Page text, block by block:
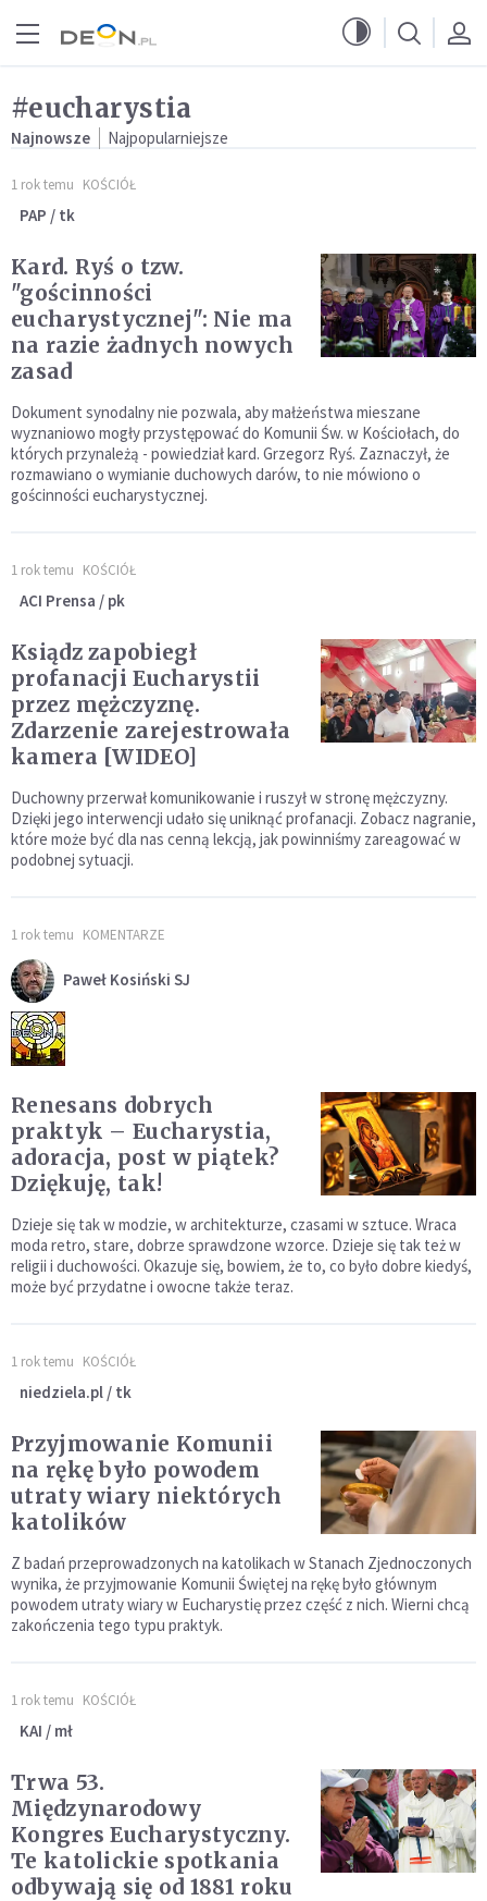
#eucharystia
Najnowsze Najpopularniejsze
1 rok temu KOŚCIÓŁ
PAP / tk
Kard. Ryś o tzw.
"gościnności
eucharystycznej": Nie ma
na razie żadnych nowych
zasad
Dokument synodalny nie pozwala, aby małżeństwa mieszane
wyznaniowo mogły przystępować do Komunii Św. w Kościołach, do
których przynależą - powiedział kard. Grzegorz Ryś. Zaznaczył, że
rozmawiano o wymianie duchowych darów, to nie mówiono o
gościnności eucharystycznej.
1 rok temu KOŚCIÓŁ
ACI Prensa / pk
Ksiądz zapobiegł
profanacji Eucharystii
przez mężczyznę.
Zdarzenie zarejestrowała
kamera [WIDEO]
Duchowny przerwał komunikowanie i ruszył w stronę mężczyzny.
Dzięki jego interwencji udało się uniknąć profanacji. Zobacz nagranie,
które może być dla nas cenną lekcją, jak powinniśmy zareagować w
podobnej sytuacji.
1 rok temu KOMENTARZE
Paweł Kosiński SJ
Renesans dobrych
praktyk – Eucharystia,
adoracja, post w piątek?
Dziękuję, tak!
Dzieje się tak w modzie, w architekturze, czasami w sztuce. Wraca
moda retro, stare, dobrze sprawdzone wzorce. Dzieje się tak też w
religii i duchowości. Okazuje się, bowiem, że to, co było dobre kiedyś,
może być przydatne i owocne także teraz.
1 rok temu KOŚCIÓŁ
niedziela.pl / tk
Przyjmowanie Komunii
na rękę było powodem
utraty wiary niektórych
katolików
Z badań przeprowadzonych na katolikach w Stanach Zjednoczonych
wynika, że przyjmowanie Komunii Świętej na rękę było głównym
powodem utraty wiary w Eucharystię przez część z nich. Wierni chcą
zakończenia tego typu praktyk.
1 rok temu KOŚCIÓŁ
KAI / mł
Trwa 53.
Międzynarodowy
Kongres Eucharystyczny.
Te katolickie spotkania
odbywają się od 1881 roku